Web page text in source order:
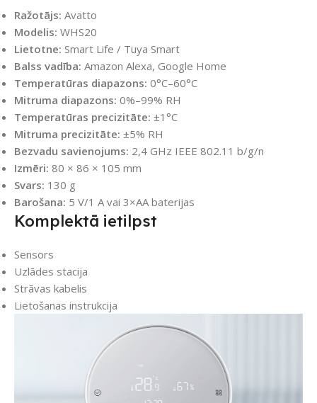
Ražotājs: Avatto
Modelis: WHS20
Lietotne: Smart Life / Tuya Smart
Balss vadība: Amazon Alexa, Google Home
Temperatūras diapazons: 0°C–60°C
Mitruma diapazons: 0%–99% RH
Temperatūras precizitāte: ±1°C
Mitruma precizitāte: ±5% RH
Bezvadu savienojums: 2,4 GHz IEEE 802.11 b/g/n
Izmēri: 80 × 86 × 105 mm
Svars: 130 g
Barošana: 5 V/1 A vai 3×AA baterijas
Komplektā ietilpst
Sensors
Uzlādes stacija
Strāvas kabelis
Lietošanas instrukcija